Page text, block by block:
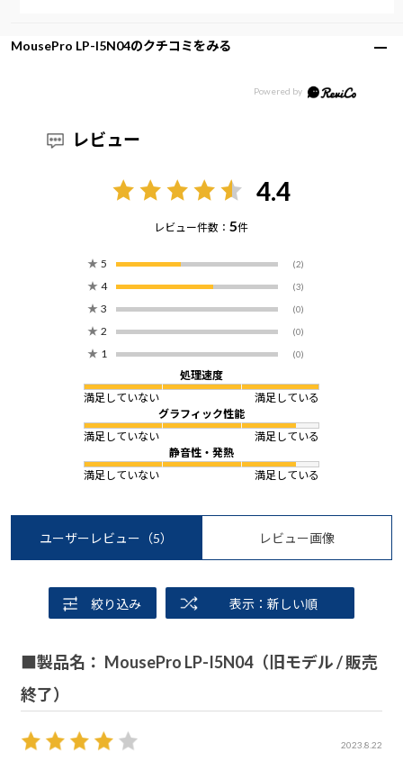
MousePro LP-I5N04のクチコミをみる
レビュー
4.4
レビュー件数：5件
★ 5 (2)
★ 4 (3)
★ 3 (0)
★ 2 (0)
★ 1 (0)
処理速度
満足していない
満足している
グラフィック性能
満足していない
満足している
静音性・発熱
満足していない
満足している
ユーザーレビュー （5） レビュー画像
絞り込み 表示：新しい順
■製品名： MousePro LP-I5N04（旧モデル / 販売
終了）
2023.8.22